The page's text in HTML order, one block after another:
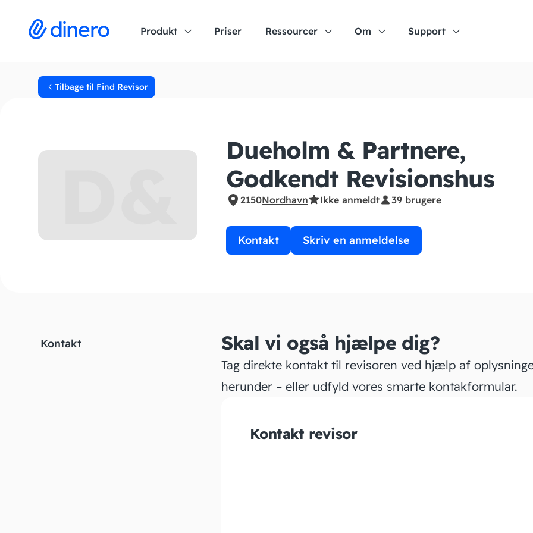
Produkt Priser Ressourcer Om Support
Tilbage til Find Revisor
Dueholm & Partnere,
Godkendt Revisionshus
2150Nordhavn Ikke anmeldt 39 brugere
Kontakt Skriv en anmeldelse
Kontakt Skal vi også hjælpe dig?
Tag direkte kontakt til revisoren ved hjælp af
herunder – eller udfyld vores smarte kontakformular.
Kontakt revisor